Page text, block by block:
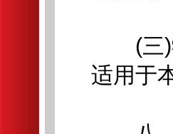
(三)学
适用于